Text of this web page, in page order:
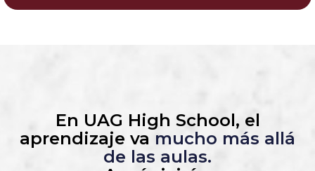
En UAG High School, el
aprendizaje va mucho más allá
de las aulas.